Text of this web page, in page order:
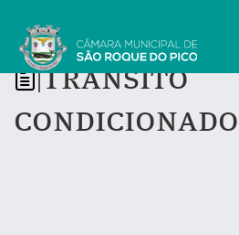
Trânsito
condicionado